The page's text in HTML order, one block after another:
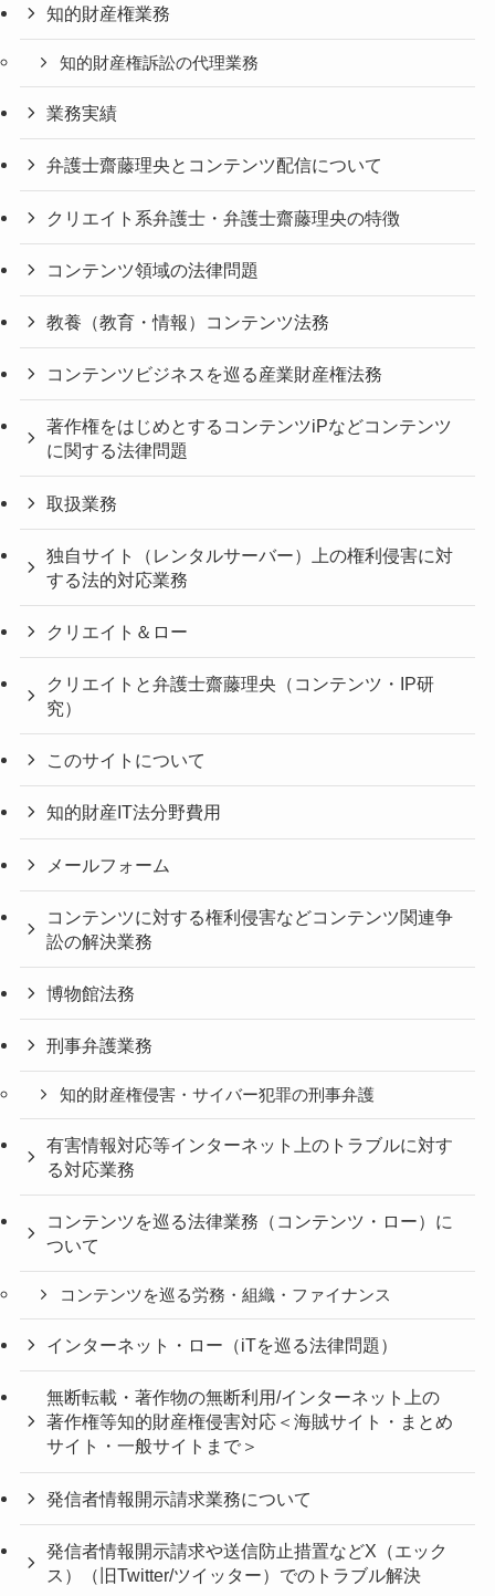
知的財産権業務
知的財産権訴訟の代理業務
業務実績
弁護士齋藤理央とコンテンツ配信について
クリエイト系弁護士・弁護士齋藤理央の特徴
コンテンツ領域の法律問題
教養（教育・情報）コンテンツ法務
コンテンツビジネスを巡る産業財産権法務
著作権をはじめとするコンテンツiPなどコンテンツ
に関する法律問題
取扱業務
独自サイト（レンタルサーバー）上の権利侵害に対
する法的対応業務
クリエイト＆ロー
クリエイトと弁護士齋藤理央（コンテンツ・IP研
究）
このサイトについて
知的財産IT法分野費用
メールフォーム
コンテンツに対する権利侵害などコンテンツ関連争
訟の解決業務
博物館法務
刑事弁護業務
知的財産権侵害・サイバー犯罪の刑事弁護
有害情報対応等インターネット上のトラブルに対す
る対応業務
コンテンツを巡る法律業務（コンテンツ・ロー）に
ついて
コンテンツを巡る労務・組織・ファイナンス
インターネット・ロー（iTを巡る法律問題）
無断転載・著作物の無断利用/インターネット上の
著作権等知的財産権侵害対応＜海賊サイト・まとめ
サイト・一般サイトまで＞
発信者情報開示請求業務について
発信者情報開示請求や送信防止措置などX（エック
ス）（旧Twitter/ツイッター）でのトラブル解決